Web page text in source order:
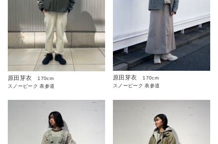
原田芽衣
170cm
スノーピーク 表参道
原田芽衣
170cm
スノーピーク 表参道